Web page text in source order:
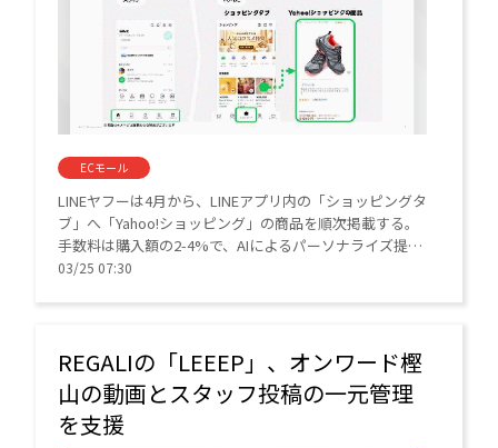
ECモール
LINEヤフーは4月から、LINEアプリ内の「ショッピングタ
ブ」へ「Yahoo!ショッピング」の商品を順次掲載する。
手数料は購入額の2-4%で、AIによるパーソナライズ提案
により、従来の検索型とは異なる「ながら買い」層の新
03/25 07:30
REGALIの「LEEEP」、オンワード樫
山の動画とスタッフ投稿の一元管理
を支援